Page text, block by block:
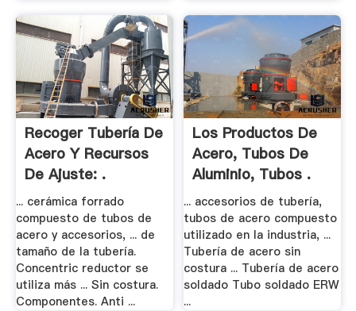
Recoger Tubería De
Acero Y Recursos
De Ajuste: .
... cerámica forrado
compuesto de tubos de
acero y accesorios, ... de
tamaño de la tubería.
Concentric reductor se
utiliza más ... Sin costura.
Componentes. Anti ...
Los Productos De
Acero, Tubos De
Aluminio, Tubos .
... accesorios de tubería,
tubos de acero compuesto
utilizado en la industria, ...
Tubería de acero sin
costura ... Tubería de acero
soldado Tubo soldado ERW
...